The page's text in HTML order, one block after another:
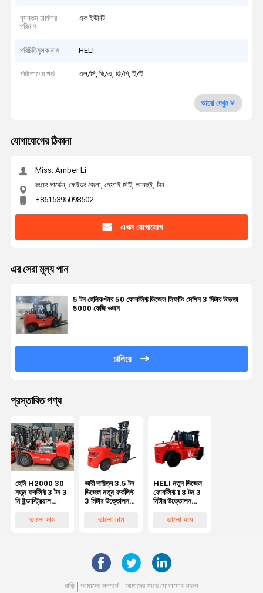
ন্যূনতম চাহিদার
পরিমাণ
এক ইউনিট
পরিচিতিমুলক নাম HELI
পরিশোধের শর্ত এল/সি, ডি/এ, ডি/পি, টি/টি
আরো দেখুন
যোগাযোগের ঠিকানা
Miss. Amber Li
রংচেং গার্ডেন, ফেইডং জেলা, হেফাই সিটি, আনহুই, চীন
+8615395098502
এখন যোগাযোগ
এর সেরা মূল্য পান
5 টন হেলিকপ্টার 50 ফোর্কলিফ্ট ডিজেল লিফটিং মেশিন 3 মিটার উচ্চতা
5000 কেজি ওজন
চালিয়ে
প্রস্তাবিত পণ্য
হেলি H2000 30
নতুন ফর্কলিফ্ট 3 টন 3
মি ইন্ডাস্ট্রিয়াল
ভালো দাম
ভারী দায়িত্ব 3.5 টন
ডিজেল নতুন ফর্কলিফ্ট
3 মিটার উত্তোলন
পুনর্নবীকরণ না
ভালো দাম
HELI নতুন ডিজেল
ফোর্কলিফ্ট 18 টন 3
মিটার উত্তোলন
পুনর্নবীকরণ না
ভালো দাম
বাড়ি আমাদের সম্পর্কে আমাদের সাথে যোগাযোগ করুন